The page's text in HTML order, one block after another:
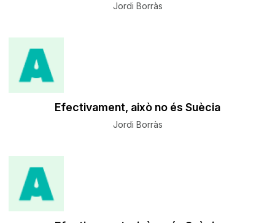
Jordi Borràs
Efectivament, això no és Suècia
Jordi Borràs